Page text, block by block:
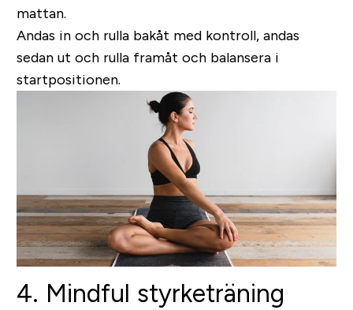
mattan.
Andas in och rulla bakåt med kontroll, andas
sedan ut och rulla framåt och balansera i
startpositionen.
4. Mindful styrketräning